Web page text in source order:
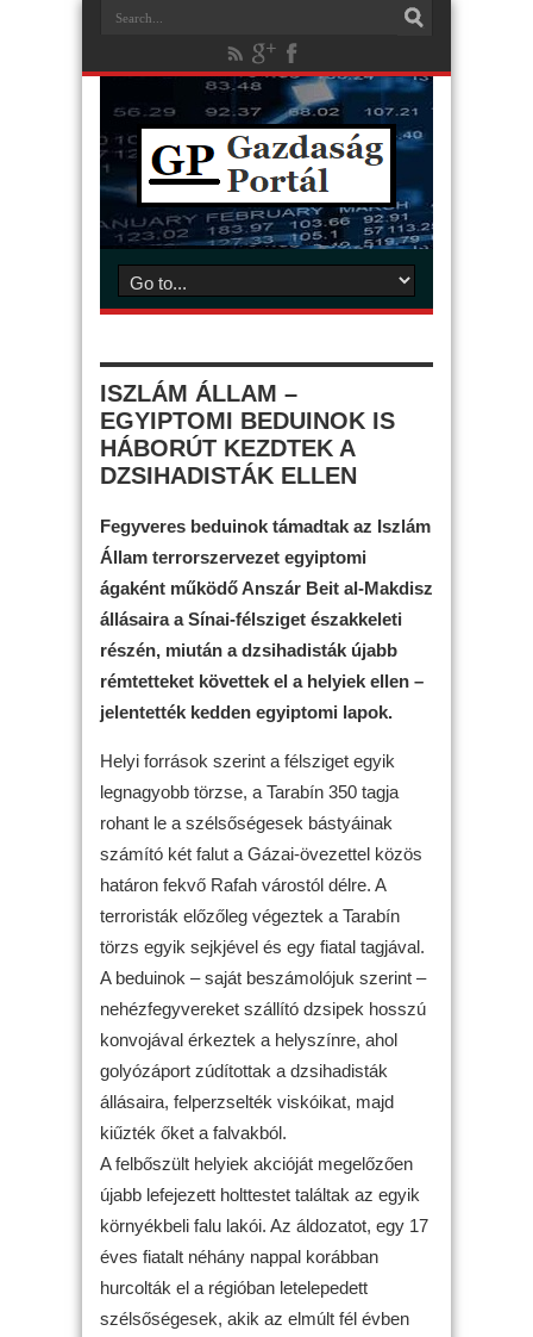
ISZLÁM ÁLLAM –
EGYIPTOMI BEDUINOK IS
HÁBORÚT KEZDTEK A
DZSIHADISTÁK ELLEN
Fegyveres beduinok támadtak az Iszlám
Állam terrorszervezet egyiptomi
ágaként működő Anszár Beit al-Makdisz
állásaira a Sínai-félsziget északkeleti
részén, miután a dzsihadisták újabb
rémtetteket követtek el a helyiek ellen –
jelentették kedden egyiptomi lapok.
Helyi források szerint a félsziget egyik
legnagyobb törzse, a Tarabín 350 tagja
rohant le a szélsőségesek bástyáinak
számító két falut a Gázai-övezettel közös
határon fekvő Rafah várostól délre. A
terroristák előzőleg végeztek a Tarabín
törzs egyik sejkjével és egy fiatal tagjával.
A beduinok – saját beszámolójuk szerint –
nehézfegyvereket szállító dzsipek hosszú
konvojával érkeztek a helyszínre, ahol
golyózáport zúdítottak a dzsihadisták
állásaira, felperzselték viskóikat, majd
kiűzték őket a falvakból.
A felbőszült helyiek akcióját megelőzően
újabb lefejezett holttestet találtak az egyik
környékbeli falu lakói. Az áldozatot, egy 17
éves fiatalt néhány nappal korábban
hurcolták el a régióban letelepedett
szélsőségesek, akik az elmúlt fél évben